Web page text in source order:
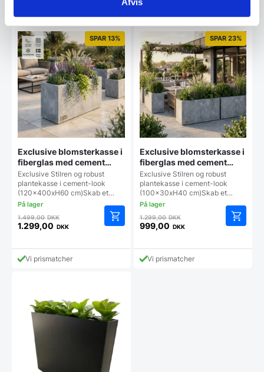
SPAR 13%
Exclusive blomsterkasse i
fiberglas med cement
120*40*H60cm
Exclusive Stilren og robust
plantekasse i cement-look
(120x400xH60 cm)Skab et…
1.499,00DKKDen
oprindelige
var:
1.499,00 DKK.
1.299,00 DKK
aktuelle
prisVi prismatcher
SPAR 23%
Exclusive blomsterkasse i
fiberglas med cement
100*30*H40cm
Exclusive Stilren og robust
plantekasse i cement-look
(100x30xH40 cm)Skab et…
1.299,00DKKDen
oprindelige
var:
1.299,00 DKK.
999,00 DKK
aktuelle
prisVi prismatcher